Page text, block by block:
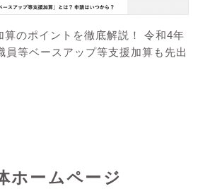
算のポイントを徹底解説！ 令和4年
員等ベースアップ等支援加算も先出
ホームページ